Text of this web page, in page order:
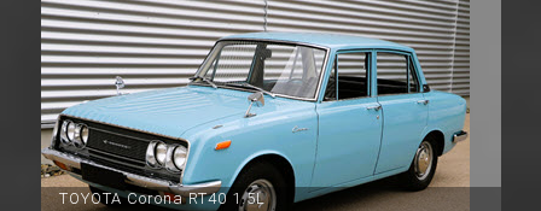
TOYOTA Corona RT40 1.5L